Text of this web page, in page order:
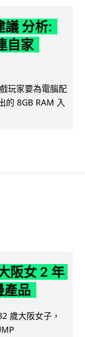
議 分析:
自家
玩家要為電腦配
的 8GB RAM 入
阪女 2 年
產品
歲大阪女子，